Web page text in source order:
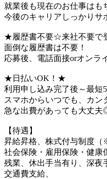
就業後も現在のお仕事はも
今後のキャリアしっかりサ
★履歴書不要☆来社不要で
面倒な履歴書は不要！
応募後、電話面接orオン
★日払いOK！★
利用申し込み完了後～最短
スマホからいつでも、カン
急な出費があっても大丈
【待遇】
昇給昇格、株式付与制度（
社会保険・雇用保険・健康
残業、休出手当有り、深夜
交通費支給、